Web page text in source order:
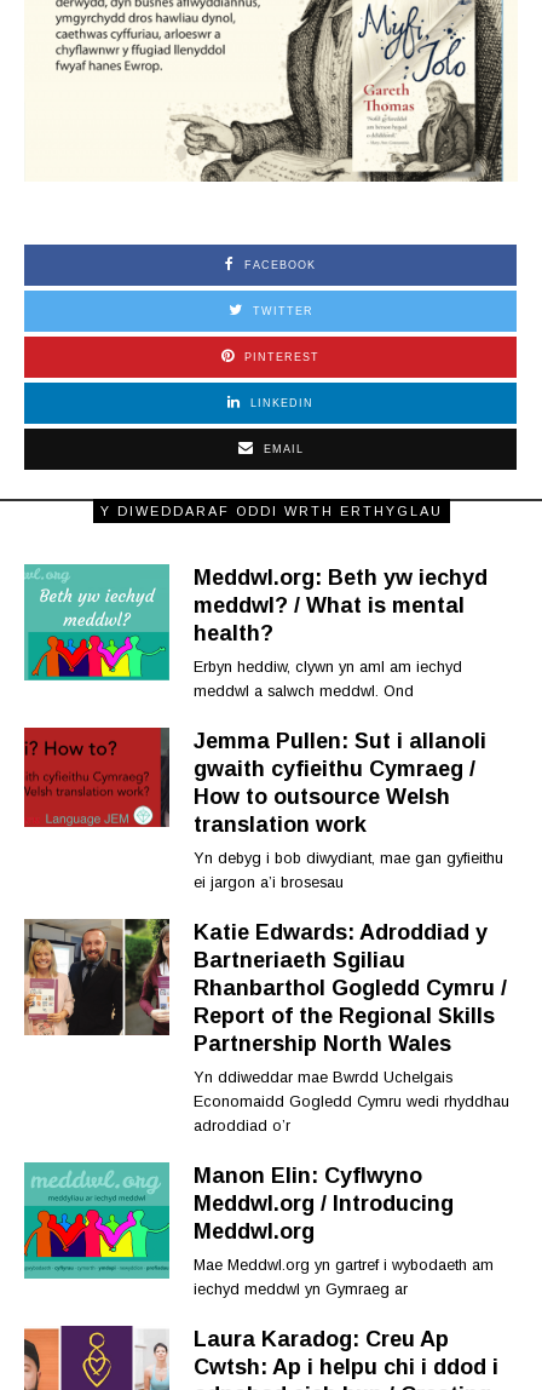
FACEBOOK
TWITTER
PINTEREST
LINKEDIN
EMAIL
Y DIWEDDARAF ODDI WRTH ERTHYGLAU
Meddwl.org: Beth yw iechyd
meddwl? / What is mental
health?
Erbyn heddiw, clywn yn aml am iechyd
meddwl a salwch meddwl. Ond
Jemma Pullen: Sut i allanoli
gwaith cyfieithu Cymraeg /
How to outsource Welsh
translation work
Yn debyg i bob diwydiant, mae gan gyfieithu
ei jargon a’i brosesau
Katie Edwards: Adroddiad y
Bartneriaeth Sgiliau
Rhanbarthol Gogledd Cymru /
Report of the Regional Skills
Partnership North Wales
Yn ddiweddar mae Bwrdd Uchelgais
Economaidd Gogledd Cymru wedi rhyddhau
adroddiad o’r
Manon Elin: Cyflwyno
Meddwl.org / Introducing
Meddwl.org
Mae Meddwl.org yn gartref i wybodaeth am
iechyd meddwl yn Gymraeg ar
Laura Karadog: Creu Ap
Cwtsh: Ap i helpu chi i ddod i